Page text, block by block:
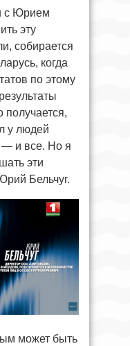
с Юрием
эту
собирается
когда
по этому
у людей
— и все. Но я
эти
Бельчуг.
может быть